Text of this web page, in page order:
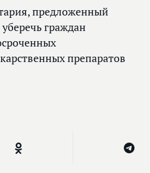
предложенный
граждан
препаратов